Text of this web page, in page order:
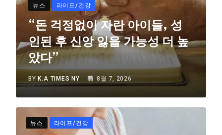
뉴스 라이프/건강
“돈 걱정없이 자란 아이들, 성
인된 후 신앙 잃을 가능성 더 높
았다”
BY K.A TIMES NY 8월 7, 2026
뉴스 라이프/건강